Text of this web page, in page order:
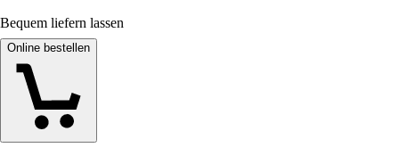
Bequem liefern lassen
Online bestellen